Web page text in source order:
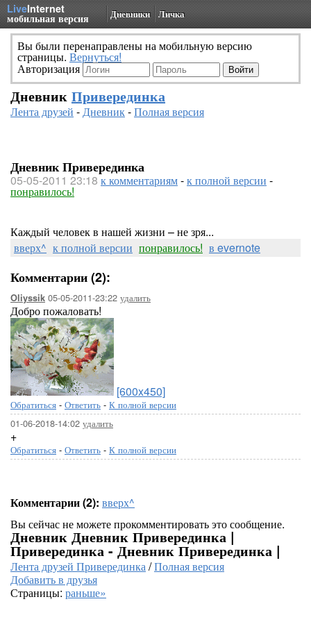
LiveInternet
мобильная версия Дневники Личка
Вы были перенаправлены на мобильную версию
страницы. Вернуться!
Авторизация
Дневник Приверединка
Лента друзей -Дневник-Полная версия
Дневник Приверединка
05-05-2011 23:18 к комментариям-к полной версии -
понравилось!
Каждый человек в нашей жизни – не зря...
вверх^ к полной версии понравилось! в evernote
Комментарии (2):
Oliyssik 05-05-2011-23:22 удалить
Добро пожаловать!
[600x450]
Обратиться - Ответить - К полной версии
01-06-2018-14:02 удалить
+
Обратиться - Ответить - К полной версии
Комментарии (2): вверх^
Вы сейчас не можете прокомментировать это сообщение.
Дневник Дневник Приверединка |
Приверединка - Дневник Приверединка |
Лента друзей Приверединка/Полная версия
Добавить в друзья
Страницы: раньше»